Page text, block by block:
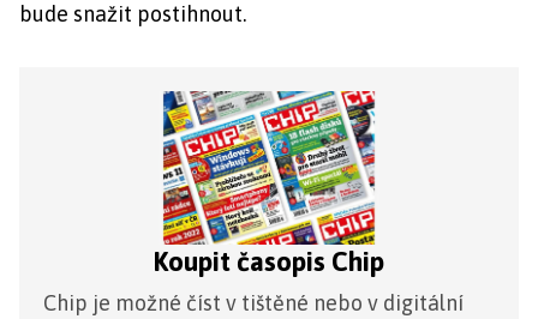
bude snažit postihnout.
Koupit časopis Chip
Chip je možné číst v tištěné nebo v digitální